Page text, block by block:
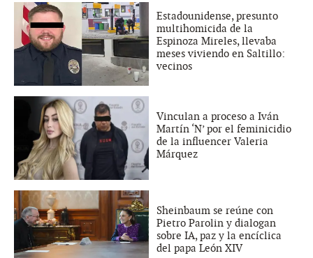
Estadounidense, presunto
multihomicida de la
Espinoza Mireles, llevaba
meses viviendo en Saltillo:
vecinos
Vinculan a proceso a Iván
Martín ‘N’ por el feminicidio
de la influencer Valeria
Márquez
Sheinbaum se reúne con
Pietro Parolin y dialogan
sobre IA, paz y la encíclica
del papa León XIV